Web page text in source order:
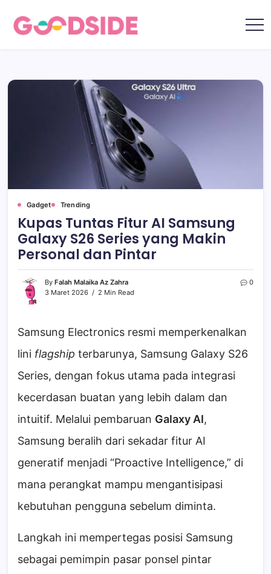
&
travellingGadget Trending
Kupas Tuntas Fitur AI Samsung
Galaxy S26 Series yang Makin
Personal dan Pintar
By Falah Malaika Az Zahra
3 Maret 2026
2 Min Read
0
Samsung Electronics resmi memperkenalkan
lini flagship terbarunya, Samsung Galaxy S26
Series, dengan fokus utama pada integrasi
kecerdasan buatan yang lebih dalam dan
intuitif. Melalui pembaruan Galaxy AI,
Samsung beralih dari sekadar fitur AI
generatif menjadi “Proactive Intelligence,” di
mana perangkat mampu mengantisipasi
kebutuhan pengguna sebelum diminta.
Langkah ini mempertegas posisi Samsung
sebagai pemimpin pasar ponsel pintar